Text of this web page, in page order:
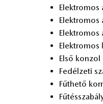
Elekt­ro­mos
Elekt­ro­mos
Elekt­ro­mos
Első kon­zol
Fe­dél­ze­ti
Fűt­he­tő